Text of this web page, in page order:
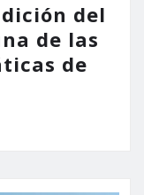
del
de las
de